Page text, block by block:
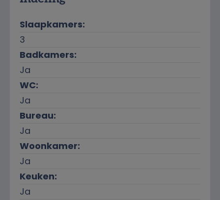
Slaapkamers:
3
Badkamers:
Ja
WC:
Ja
Bureau:
Ja
Woonkamer:
Ja
Keuken:
Ja